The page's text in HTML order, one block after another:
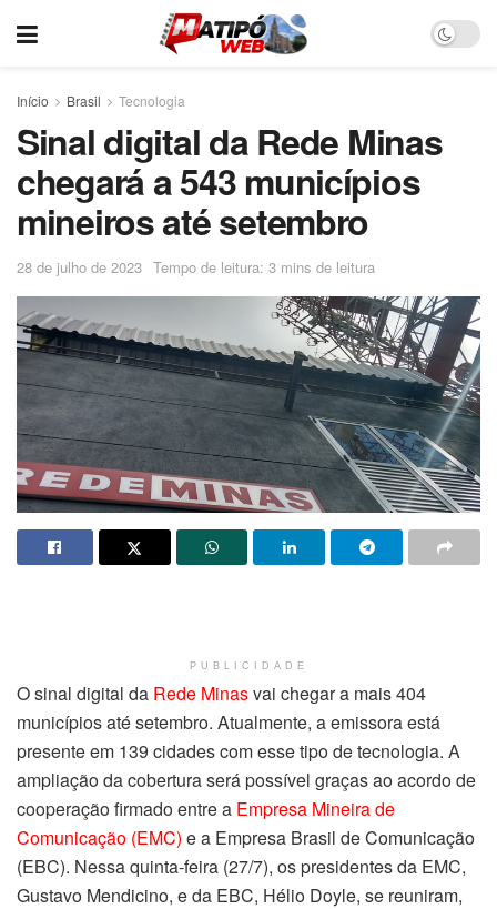
Início Brasil Tecnologia
Sinal digital da Rede Minas
chegará a 543 municípios
mineiros até setembro
28 de julho de 2023 Tempo de leitura: 3 mins de leitura
PUBLICIDADE
O sinal digital da Rede Minasvai chegar a mais 404
municípios até setembro. Atualmente, a emissora está
presente em 139 cidades com esse tipo de tecnologia. A
ampliação da cobertura será possível graças ao acordo de
cooperação firmado entre a Empresa Mineira de
Comunicação (EMC) e a Empresa Brasil de Comunicação
(EBC). Nessa quinta-feira (27/7), os presidentes da EMC,
Gustavo Mendicino, e da EBC, Hélio Doyle, se reuniram,